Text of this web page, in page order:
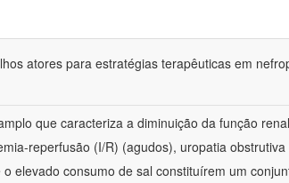
atores para estratégias terapêuticas em
que caracteriza a diminuição da função
reperfusão (I/R) (agudos), uropatia
elevado consumo de sal constituírem um